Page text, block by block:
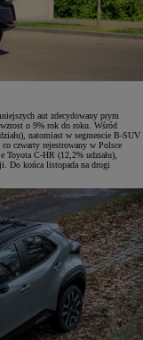
aut zdecydowany prym
o 9% rok do roku. Wśród
natomiast w segmencie B-SUV
czwarty rejestrowany w Polsce
Toyota C-HR (12,2% udziału),
Do końca listopada na drogi